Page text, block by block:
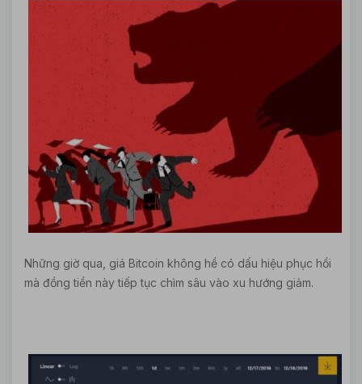
Những giờ qua, giá Bitcoin không hề có dấu hiệu phục hồi
mà đồng tiền này tiếp tục chìm sâu vào xu hướng giảm.